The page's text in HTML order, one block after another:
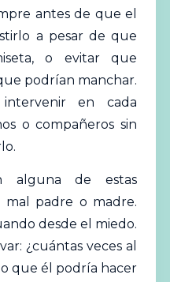
antes de que el
a pesar de que
o evitar que
podrían manchar.
en cada
o compañeros sin
alguna de estas
mal padre o madre.
desde el miedo.
¿cuántas veces al
que él podría hacer